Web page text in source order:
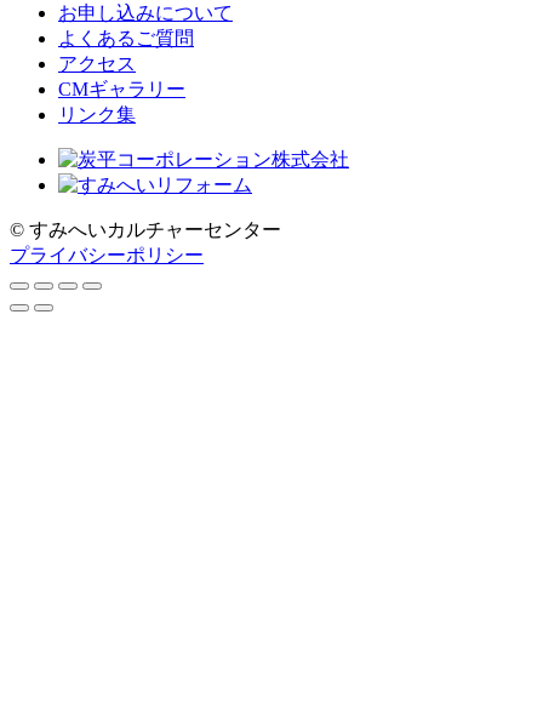
お申し込みについて
よくあるご質問
アクセス
CMギャラリー
リンク集
© すみへいカルチャーセンター
プライバシーポリシー